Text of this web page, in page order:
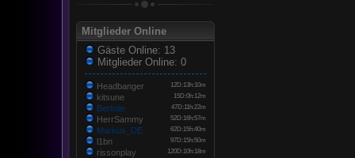
Mitglieder Online
Gäste Online: 13
Mitglieder Online: 0
Headbanger 12D:13h:10m
kitsune 15D:0h:12m
Bertolie 47D:11h:22m
HerrSammy 52D:16h:57m
Markus_DE 62D:15h:40m
l1bn 97D:15h:50m
rissonplay 120D:10h:18m